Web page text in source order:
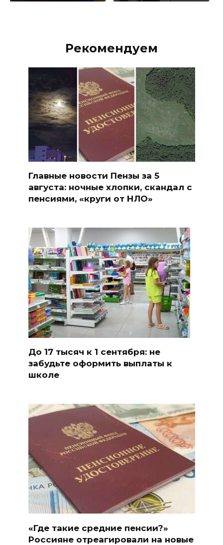
Рекомендуем
Главные новости Пензы за 5
августа: ночные хлопки, скандал с
пенсиями, «круги от НЛО»
До 17 тысяч к 1 сентября: не
забудьте оформить выплаты к
школе
«Где такие средние пенсии?»
Россияне отреагировали на новые